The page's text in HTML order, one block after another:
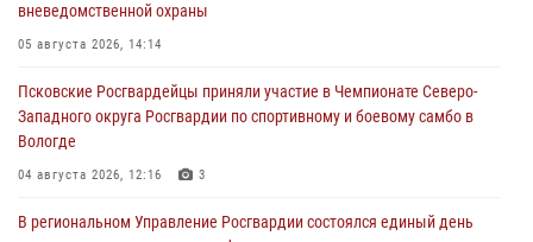
вневедомственной охраны
05 августа 2026, 14:14
Псковские Росгвардейцы приняли участие в Чемпионате Северо-
Западного округа Росгвардии по спортивному и боевому самбо в
Вологде
04 августа 2026, 12:16 3
В региональном Управление Росгвардии состоялся единый день